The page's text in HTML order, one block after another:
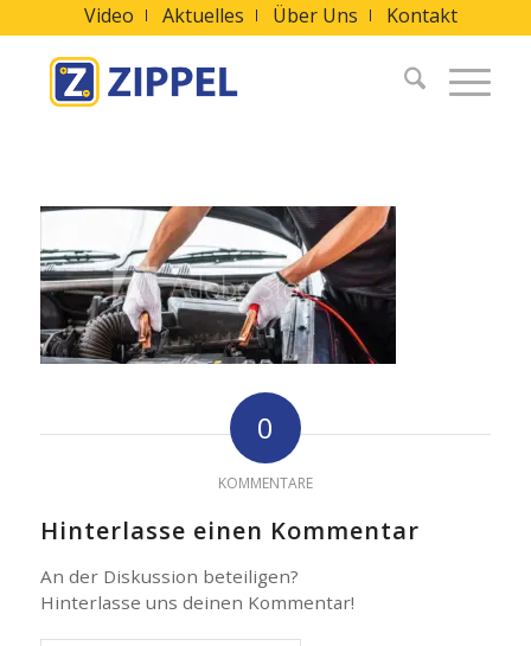
Video Aktuelles Über Uns Kontakt
0
KOMMENTARE
Hinterlasse einen Kommentar
An der Diskussion beteiligen?
Hinterlasse uns deinen Kommentar!